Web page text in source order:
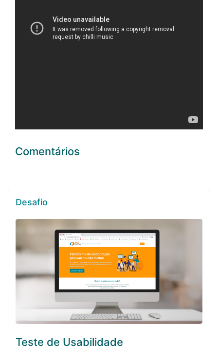
Comentários
Desafio
Teste de Usabilidade